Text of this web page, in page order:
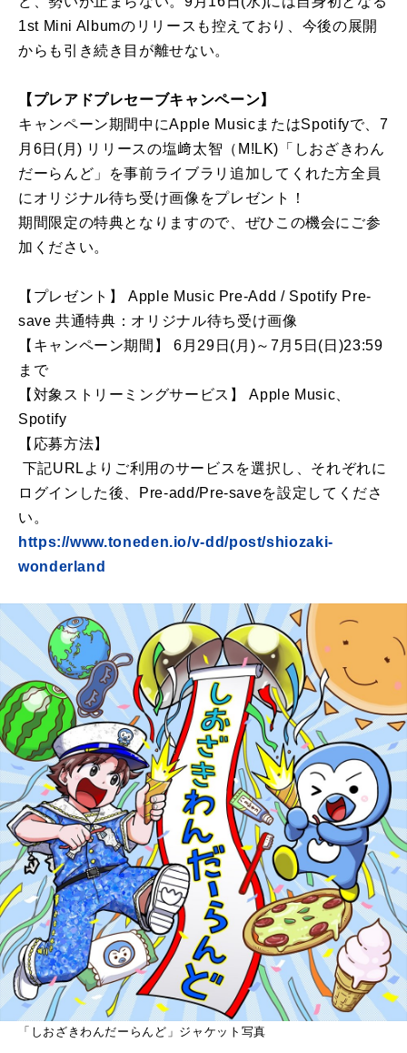
1st Mini Albumのリリースも控えており、今後の展開
からも引き続き目が離せない。
【プレアドプレセーブキャンペーン】
キャンペーン期間中にApple MusicまたはSpotifyで、7
月6日(月) リリースの塩﨑太智（M!LK)「しおざきわん
だーらんど」を事前ライブラリ追加してくれた方全員
にオリジナル待ち受け画像をプレゼント！
期間限定の特典となりますので、ぜひこの機会にご参
加ください。
【プレゼント】 Apple Music Pre-Add / Spotify Pre-
save 共通特典：オリジナル待ち受け画像
【キャンペーン期間】 6月29日(月)～7月5日(日)23:59
まで
【対象ストリーミングサービス】 Apple Music、
Spotify
【応募方法】
下記URLよりご利用のサービスを選択し、それぞれに
ログインした後、Pre-add/Pre-saveを設定してくださ
い。
https://www.toneden.io/v-dd/post/shiozaki-
wonderland
「しおざきわんだーらんど」ジャケット写真